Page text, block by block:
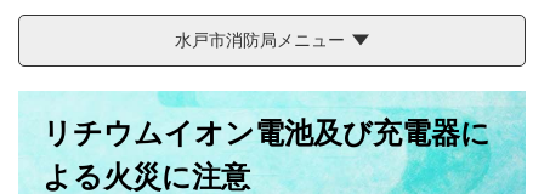
水戸市消防局メニュー
リチウムイオン電池及び充電器に
よる火災に注意